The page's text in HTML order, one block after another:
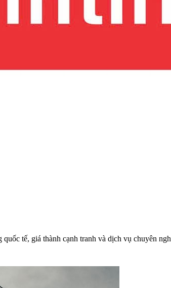
tế, giá thành cạnh tranh và dịch vụ chuyên